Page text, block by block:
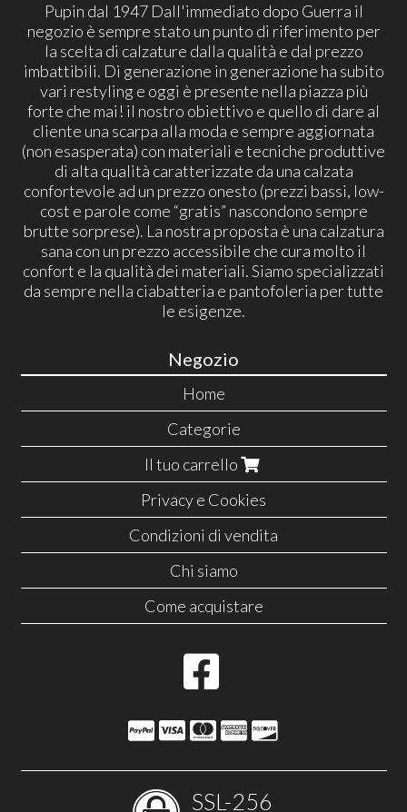
Pupin dal 1947 Dall'immediato dopo Guerra il
negozio è sempre stato un punto di riferimento per
la scelta di calzature dalla qualità e dal prezzo
imbattibili. Di generazione in generazione ha subito
vari restyling e oggi è presente nella piazza più
forte che mai! il nostro obiettivo e quello di dare al
cliente una scarpa alla moda e sempre aggiornata
(non esasperata) con materiali e tecniche produttive
di alta qualità caratterizzate da una calzata
confortevole ad un prezzo onesto (prezzi bassi, low-
cost e parole come “gratis” nascondono sempre
brutte sorprese). La nostra proposta è una calzatura
sana con un prezzo accessibile che cura molto il
confort e la qualità dei materiali. Siamo specializzati
da sempre nella ciabatteria e pantofoleria per tutte
le esigenze.
Negozio
Home
Categorie
Il tuo carrello
Privacy e Cookies
Condizioni di vendita
Chi siamo
Come acquistare
SSL-256